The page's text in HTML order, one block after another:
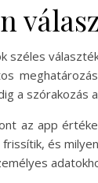
széles
a szórakozás
az app
frissítik, és